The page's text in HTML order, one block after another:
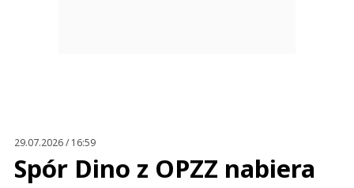
29.07.2026 / 16:59
Spór Dino z OPZZ nabiera